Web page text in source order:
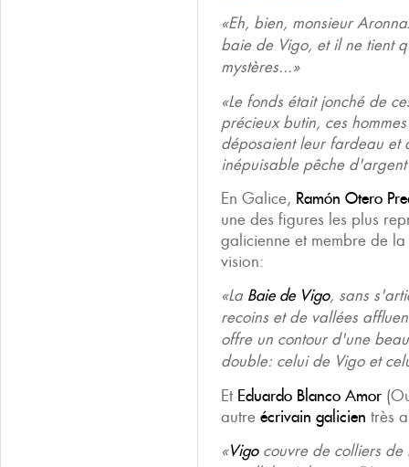
«Eh, bien, monsieur
baie de Vigo, et il ne tient
mystères...»
«Le fonds était jonché de
précieux butin, ces
déposaient leur fardeau et
inépuisable pêche
En Galice, Ramón Otero
une des figures les plus
galicienne et membre de la
vision:
«La Baie de Vigo, sans
recoins et de vallées
offre un contour d'une
double: celui de Vigo et
Et Eduardo Blanco Amor
autre écrivain galicien très
«Vigocouvre de colliers de